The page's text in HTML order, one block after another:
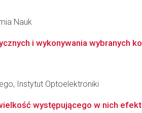
Nauk
i wykonywania wybranych
Instytut Optoelektroniki
występującego w nich